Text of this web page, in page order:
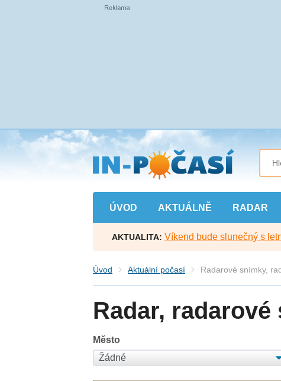
Přejít
na
hlavní
obsah
ÚVOD AKTUÁLNĚ RADAR
AKTUALITA: Víkend bude slunečný s
Úvod Aktuální počasí Radarové snímky,
Radar, radarové
Město